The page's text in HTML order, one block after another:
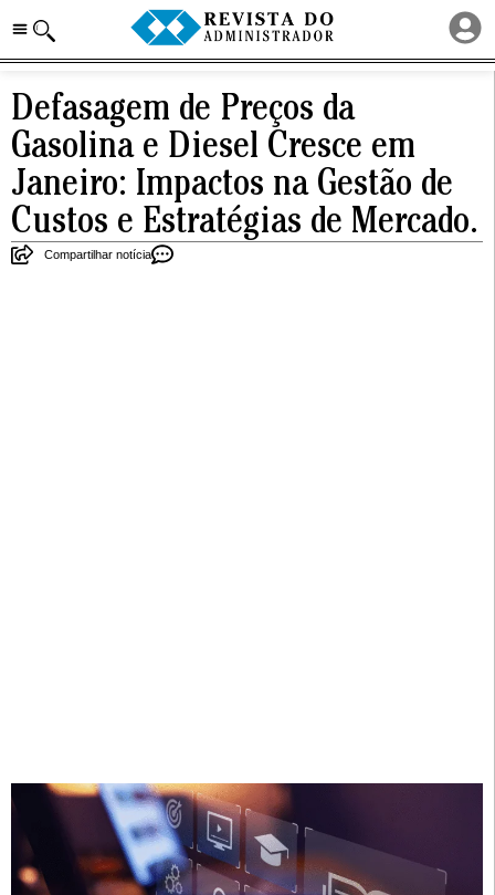
Defasagem de Preços da
Gasolina e Diesel Cresce em
Janeiro: Impactos na Gestão de
Custos e Estratégias de Mercado.
Compartilhar notícia